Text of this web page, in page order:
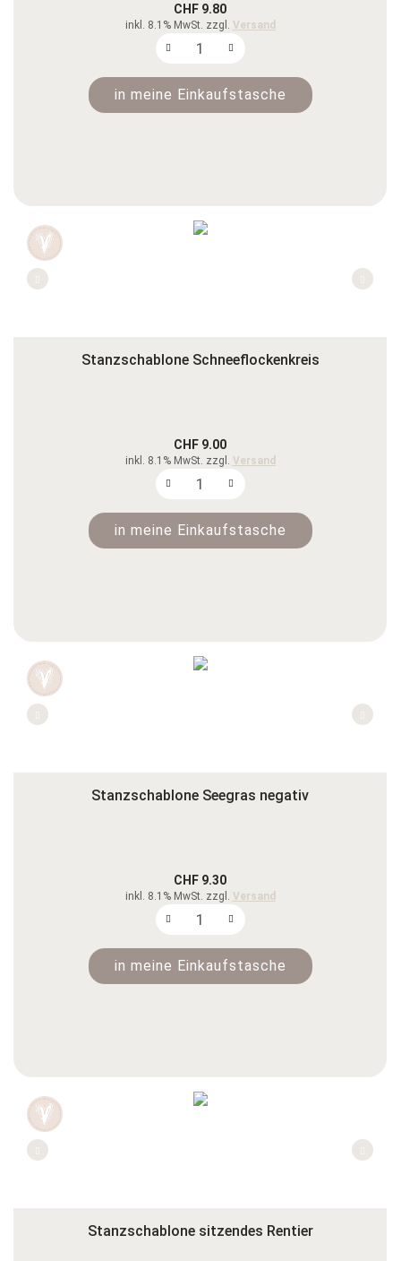
CHF 9.80
inkl. 8.1% MwSt. zzgl. Versand
in meine Einkaufstasche
Stanzschablone Schneeflockenkreis
CHF 9.00
inkl. 8.1% MwSt. zzgl. Versand
in meine Einkaufstasche
Stanzschablone Seegras negativ
CHF 9.30
inkl. 8.1% MwSt. zzgl. Versand
in meine Einkaufstasche
Stanzschablone sitzendes Rentier